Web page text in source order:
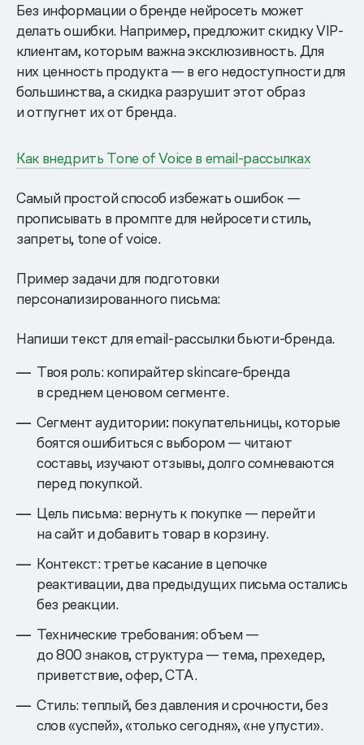
Без информации о бренде нейросеть может
делать ошибки. Например, предложит скидку VIP-
клиентам, которым важна эксклюзивность. Для
них ценность продукта — в его недоступности для
большинства, а скидка разрушит этот образ
и отпугнет их от бренда.
Как внедрить Tone of Voice в email-рассылках
Самый простой способ избежать ошибок —
прописывать в промпте для нейросети стиль,
запреты, tone of voice.
Пример задачи для подготовки
персонализированного письма:
Напиши текст для email-рассылки бьюти-бренда.
Твоя роль: копирайтер skincare-бренда
в среднем ценовом сегменте.
Сегмент аудитории: покупательницы, которые
боятся ошибиться с выбором — читают
составы, изучают отзывы, долго сомневаются
перед покупкой.
Цель письма: вернуть к покупке — перейти
на сайт и добавить товар в корзину.
Контекст: третье касание в цепочке
реактивации, два предыдущих письма остались
без реакции.
Технические требования: объем —
до 800 знаков, структура — тема, прехедер,
приветствие, офер, CTA.
Стиль: теплый, без давления и срочности, без
слов «успей», «только сегодня», «не упусти».